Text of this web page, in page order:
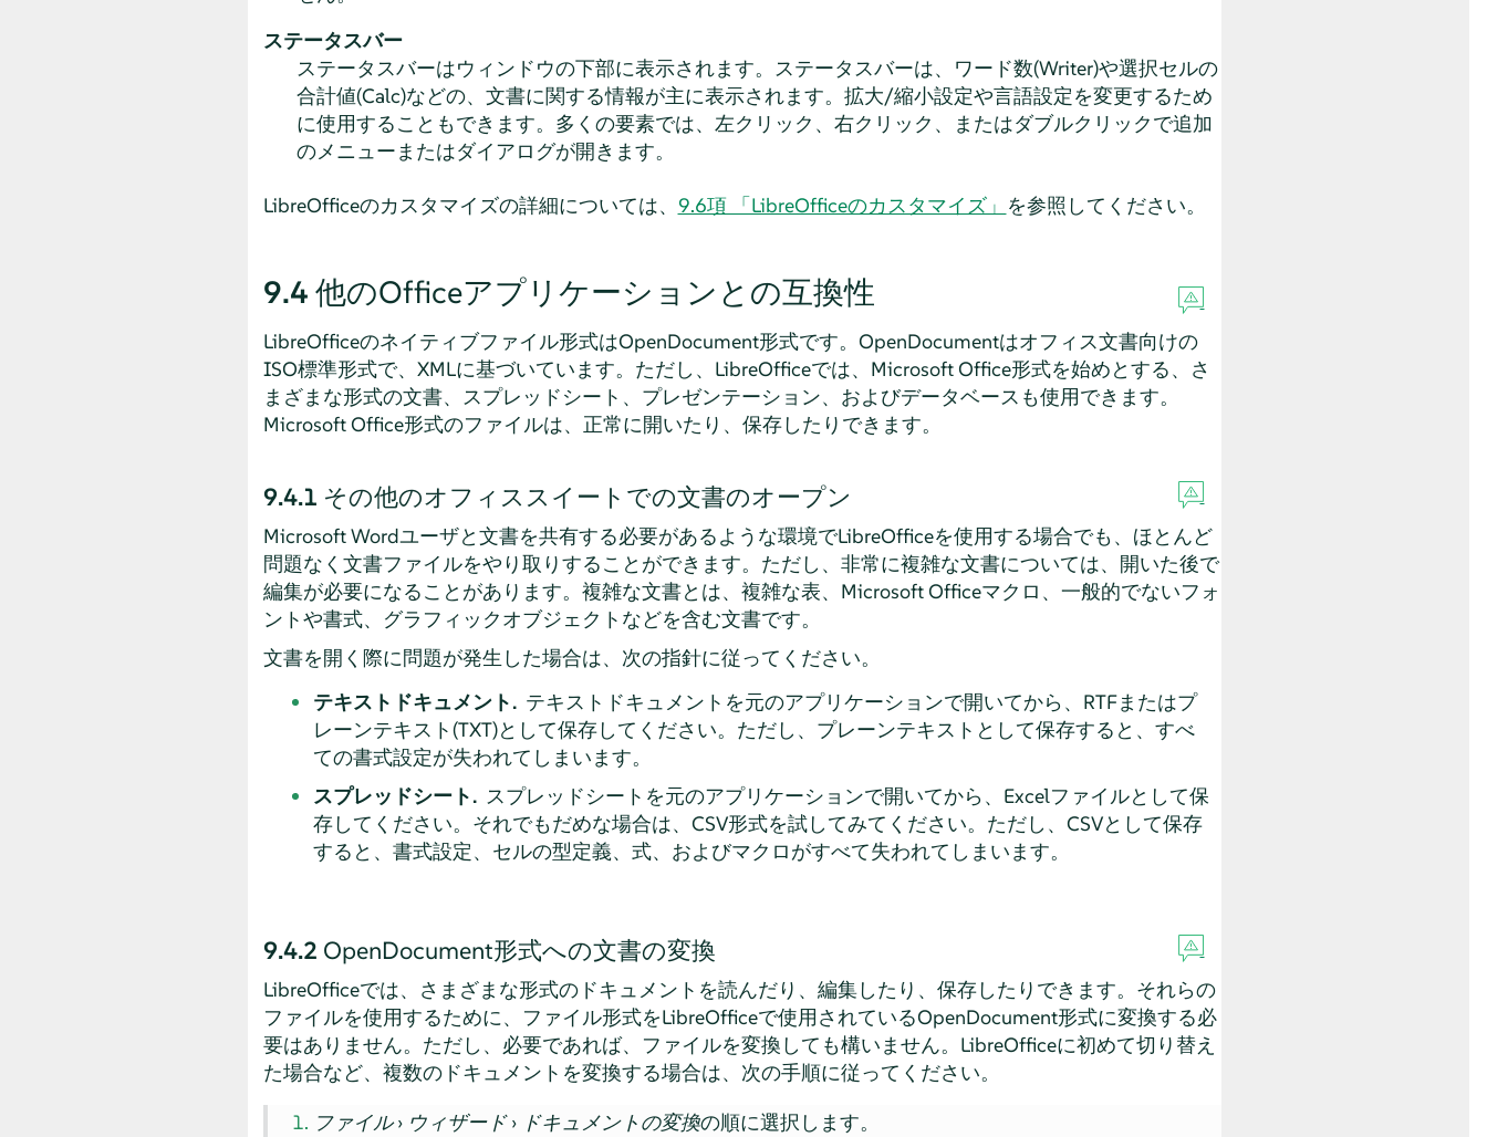
ステータスバー
ステータスバーはウィンドウの下部に表示されます。ステータスバーは、ワード数(Writer)や選択セルの
合計値(Calc)などの、文書に関する情報が主に表示されます。拡大/縮小設定や言語設定を変更するため
に使用することもできます。多くの要素では、左クリック、右クリック、またはダブルクリックで追加
のメニューまたはダイアログが開きます。
LibreOfficeのカスタマイズの詳細については、 9.6項 「LibreOfficeのカスタマイズ」 を参照してください。
9.4 他のOfficeアプリケーションとの互換性
LibreOfficeのネイティブファイル形式はOpenDocument形式です。OpenDocumentはオフィス文書向けの
ISO標準形式で、XMLに基づいています。ただし、LibreOfficeでは、Microsoft Office形式を始めとする、さ
まざまな形式の文書、スプレッドシート、プレゼンテーション、およびデータベースも使用できます。
Microsoft Office形式のファイルは、正常に開いたり、保存したりできます。
9.4.1 その他のオフィススイートでの文書のオープン
Microsoft Wordユーザと文書を共有する必要があるような環境でLibreOfficeを使用する場合でも、ほとんど
問題なく文書ファイルをやり取りすることができます。ただし、非常に複雑な文書については、開いた後で
編集が必要になることがあります。複雑な文書とは、複雑な表、Microsoft Officeマクロ、一般的でないフォ
ントや書式、グラフィックオブジェクトなどを含む文書です。
文書を開く際に問題が発生した場合は、次の指針に従ってください。
テキストドキュメント. テキストドキュメントを元のアプリケーションで開いてから、RTFまたはプ
レーンテキスト(TXT)として保存してください。ただし、プレーンテキストとして保存すると、すべ
ての書式設定が失われてしまいます。
スプレッドシート. スプレッドシートを元のアプリケーションで開いてから、Excelファイルとして保
存してください。それでもだめな場合は、CSV形式を試してみてください。ただし、CSVとして保存
すると、書式設定、セルの型定義、式、およびマクロがすべて失われてしまいます。
9.4.2 OpenDocument形式への文書の変換
LibreOfficeでは、さまざまな形式のドキュメントを読んだり、編集したり、保存したりできます。それらの
ファイルを使用するために、ファイル形式をLibreOfficeで使用されているOpenDocument形式に変換する必
要はありません。ただし、必要であれば、ファイルを変換しても構いません。LibreOfficeに初めて切り替え
た場合など、複数のドキュメントを変換する場合は、次の手順に従ってください。
ファイル› ウィザード› ドキュメントの変換の順に選択します。